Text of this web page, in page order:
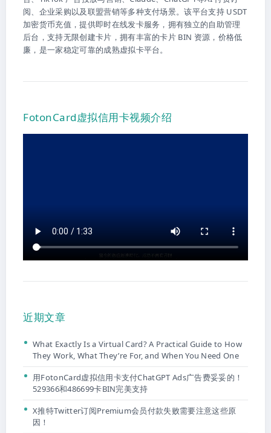
阅、企业采购以及联盟营销等多种支付场景。该平台支持 USDT
加密货币充值，提供即时在线发卡服务，拥有独立的自助管理
后台，支持无限创建卡片，拥有丰富的卡片 BIN 资源，价格低
廉，是一家稳定可靠的成熟虚拟卡平台。
FotonCard虚拟信用卡视频介绍
近期文章
What Exactly Is a Virtual Card? A Practical Guide to How
They Work, What They’re For, and When You Need One
用FotonCard虚拟信用卡支付ChatGPT Ads广告费妥妥的！
529366和486699卡BIN完美支持
X推特Twitter订阅Premium会员付款失败需要注意这些原
因！